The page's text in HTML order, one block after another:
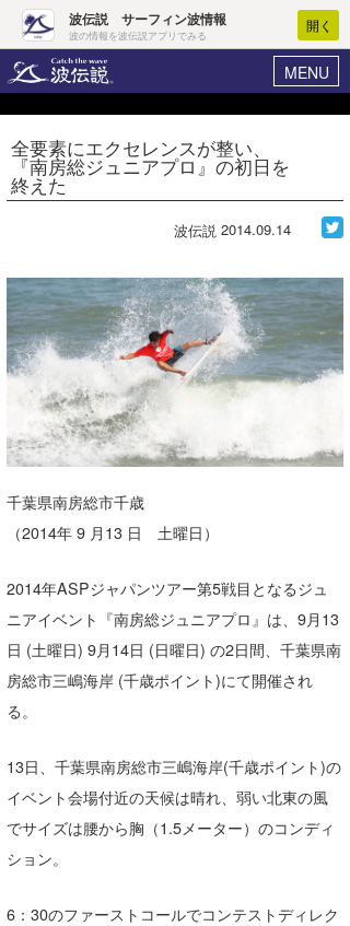
波伝説 サーフィン波情報
波の情報を波伝説アプリでみる
開く
MENU
ヘルプ マイホーム
ログイン
WAVE HUNTER波予想ツール
気象情報
ニュース
サーフィンエリアガイド
会員メニュー
今月のプレゼント
全要素にエクセレンスが整い、
『南房総ジュニアプロ』の初日を
終えた
波伝説 2014.09.14
千葉県南房総市千歳
（2014年 9 月13 日 土曜日）
2014年ASPジャパンツアー第5戦目となるジュ
ニアイベント『南房総ジュニアプロ』は、9月13
日 (土曜日) 9月14日 (日曜日) の2日間、千葉県南
房総市三嶋海岸 (千歳ポイント)にて開催され
る。
13日、千葉県南房総市三嶋海岸(千歳ポイント)の
イベント会場付近の天候は晴れ、弱い北東の風
でサイズは腰から胸（1.5メーター）のコンディ
ション。
6：30のファーストコールでコンテストディレク
Core Surf Japan
コンテスト
ファッション/グッズ
アート＆エンタメ
コラム
ショップ情報
ショップ情報
湘南
伊豆
千葉南
大阪
沖縄
ウラナミ
お知らせ
ルール＆How to
VOTE!